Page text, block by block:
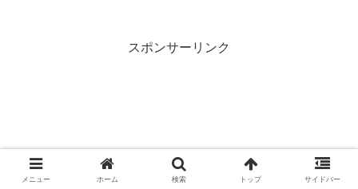
スポンサーリンク
メニュー ホーム 検索 トップ サイドバー